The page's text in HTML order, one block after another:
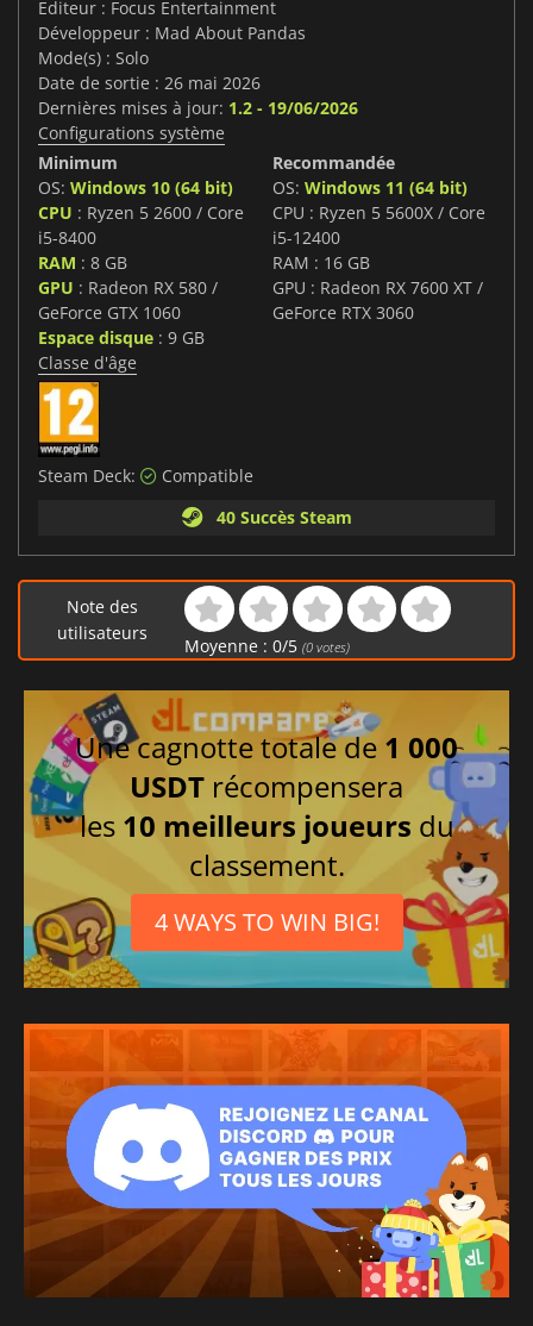
Editeur : Focus Entertainment
Développeur : Mad About Pandas
Mode(s) : Solo
Date de sortie : 26 mai 2026
Dernières mises à jour: 1.2 - 19/06/2026
Configurations système
Minimum
OS: Windows 10 (64 bit)
CPU : Ryzen 5 2600 / Core
i5-8400
RAM : 8 GB
GPU : Radeon RX 580 /
GeForce GTX 1060
Espace disque : 9 GB
Recommandée
OS: Windows 11 (64 bit)
CPU : Ryzen 5 5600X / Core
i5-12400
RAM : 16 GB
GPU : Radeon RX 7600 XT /
GeForce RTX 3060
Classe d'âge
Steam Deck:
Compatible
40 Succès Steam
Note des
utilisateurs
Moyenne : 0/5 (0votes)
Une cagnotte totale de 1 000
USDT récompensera
les 10 meilleurs joueurs du
classement.
4 WAYS TO WIN BIG!